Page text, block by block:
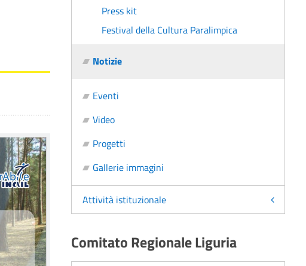
Press kit
Festival della Cultura Paralimpica
Notizie
Eventi
Video
Progetti
Gallerie immagini
Attività istituzionale
Comitato Regionale Liguria